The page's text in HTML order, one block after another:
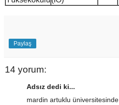
Paylaş
14 yorum:
Adsız dedi ki...
mardin artuklu